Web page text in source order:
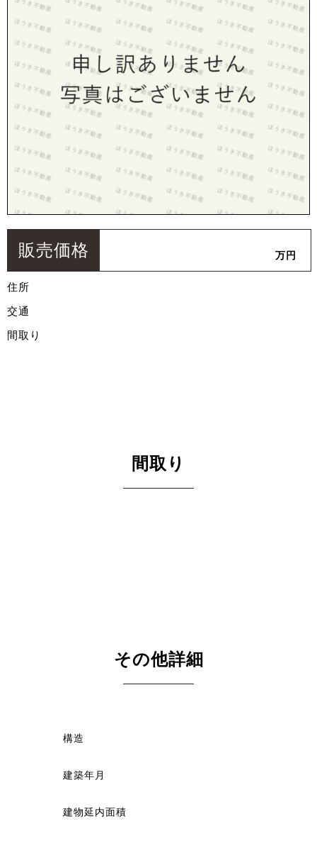
販売価格 万円
住所
交通
間取り
間取り
その他詳細
構造
建築年月
建物延内面積